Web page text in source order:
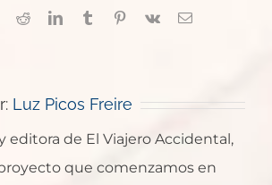
RedditLinkedInTumblrPinterest
Vk
Correo
Luz Picos Freire
editora de El Viajero Accidental,
que comenzamos en